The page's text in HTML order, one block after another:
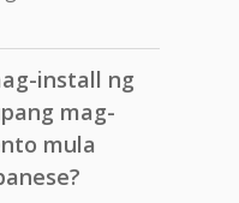
install ng
mag-
mula